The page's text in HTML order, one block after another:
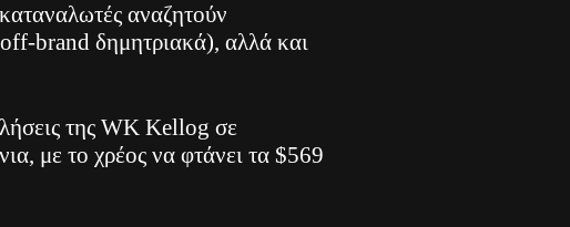
αναζητούν
brand δημητριακά), αλλά και
της WK Κellog σε
με το χρέος να φτάνει τα $569